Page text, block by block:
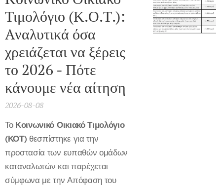
Τιμολόγιο (Κ.Ο.Τ.):
Aναλυτικά όσα
χρειάζεται να ξέρεις
το 2026 - Πότε
κάνουμε νέα αίτηση
2026-08-08
Το Κοινωνικό Οικιακό Τιμολόγιο
(ΚΟΤ) θεσπίστηκε για την
προστασία των ευπαθών ομάδων
καταναλωτών και παρέχεται
σύμφωνα με την Απόφαση του